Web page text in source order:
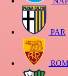
PAR
ROM